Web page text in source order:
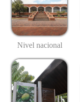
Nivel nacional